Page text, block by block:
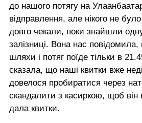
до нашого потягу на
відправлення, але нікого не
довго чекали, поки знайшли
залізниці. Вона нас
шляхи і потяг поїде тільки в
сказала, що наші квитки вже
довелося пробиратися через
скандалити з касиркою, щоб
дала квитки.